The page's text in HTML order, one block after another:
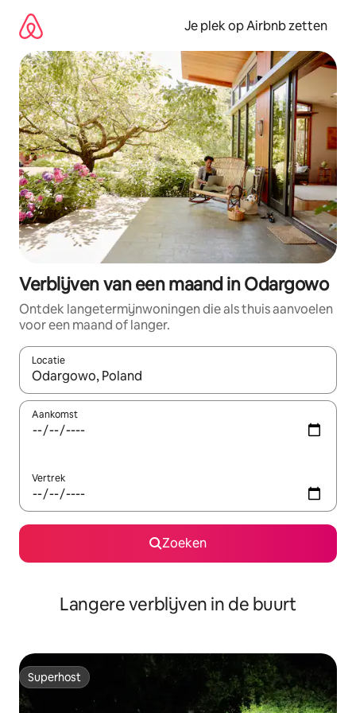
direct
naar
inhoud
Je plek op Airbnb zetten
Verblijven van een maand in Odargowo
Ontdek langetermijnwoningen die als thuis aanvoelen
voor een maand of langer.
Locatie
Wanneer er resultaten beschikbaar zijn, maak je een keuze
Aankomst
Vertrek
Zoeken
Langere verblijven in de buurt
Superhost
Superhost